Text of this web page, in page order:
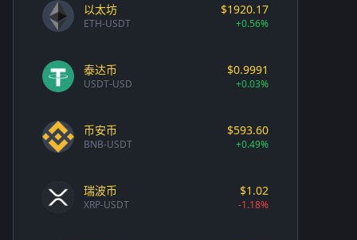
以太坊
ETH-USDT
$1920.17
+0.56%
泰达币
USDT-USD
$0.9991
+0.03%
币安币
BNB-USDT
$593.60
+0.49%
瑞波币
XRP-USDT
$1.02
-1.18%